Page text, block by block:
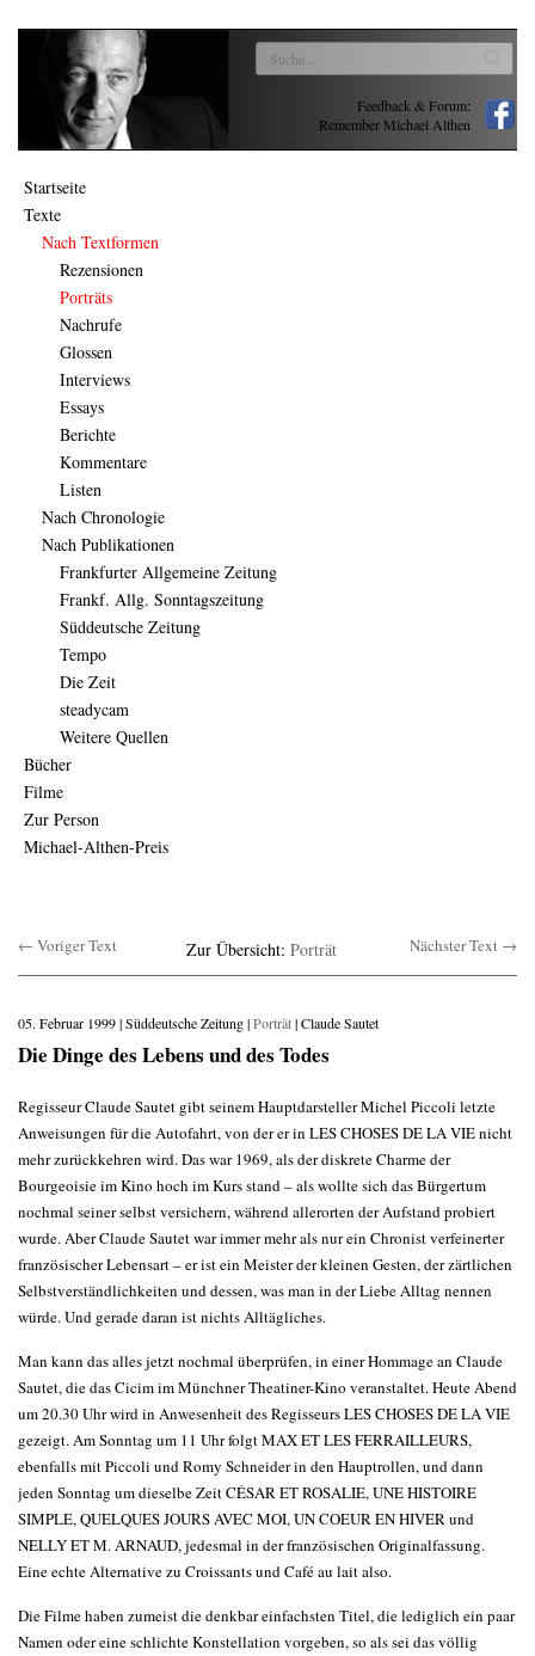
Feedback & Forum:
Remember Michael Althen
Startseite
Texte
Nach Textformen
Rezensionen
Porträts
Nachrufe
Glossen
Interviews
Essays
Berichte
Kommentare
Listen
Nach Chronologie
Nach Publikationen
Frankfurter Allgemeine Zeitung
Frankf. Allg. Sonntagszeitung
Süddeutsche Zeitung
Tempo
Die Zeit
steadycam
Weitere Quellen
Bücher
Filme
Zur Person
Michael-Althen-Preis
← Voriger Text Zur Übersicht: Porträt Nächster Text →
05. Februar 1999 | Süddeutsche Zeitung |Porträt| Claude Sautet
Die Dinge des Lebens und des Todes
Regisseur Claude Sautet gibt seinem Hauptdarsteller Michel Piccoli letzte
Anweisungen für die Autofahrt, von der er in LES CHOSES DE LA VIE nicht
mehr zurückkehren wird. Das war 1969, als der diskrete Charme der
Bourgeoisie im Kino hoch im Kurs stand – als wollte sich das Bürgertum
nochmal seiner selbst versichern, während allerorten der Aufstand probiert
wurde. Aber Claude Sautet war immer mehr als nur ein Chronist verfeinerter
französischer Lebensart – er ist ein Meister der kleinen Gesten, der zärtlichen
Selbstverständlichkeiten und dessen, was man in der Liebe Alltag nennen
würde. Und gerade daran ist nichts Alltägliches.
Man kann das alles jetzt nochmal überprüfen, in einer Hommage an Claude
Sautet, die das Cicim im Münchner Theatiner-Kino veranstaltet. Heute Abend
um 20.30 Uhr wird in Anwesenheit des Regisseurs LES CHOSES DE LA VIE
gezeigt. Am Sonntag um 11 Uhr folgt MAX ET LES FERRAILLEURS,
ebenfalls mit Piccoli und Romy Schneider in den Hauptrollen, und dann
jeden Sonntag um dieselbe Zeit CÉSAR ET ROSALIE, UNE HISTOIRE
SIMPLE, QUELQUES JOURS AVEC MOI, UN COEUR EN HIVER und
NELLY ET M. ARNAUD, jedesmal in der französischen Originalfassung.
Eine echte Alternative zu Croissants und Café au lait also.
Die Filme haben zumeist die denkbar einfachsten Titel, die lediglich ein paar
Namen oder eine schlichte Konstellation vorgeben, so als sei das völlig